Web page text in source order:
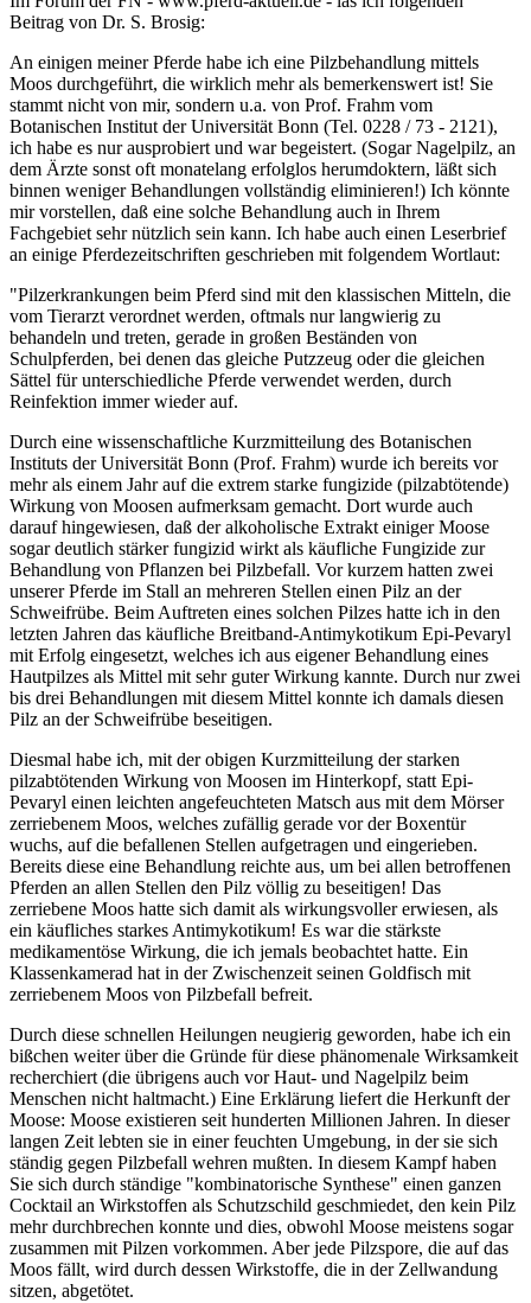
Beitrag von Dr. S. Brosig:
An einigen meiner Pferde habe ich eine Pilzbehandlung mittels
Moos durchgeführt, die wirklich mehr als bemerkenswert ist! Sie
stammt nicht von mir, sondern u.a. von Prof. Frahm vom
Botanischen Institut der Universität Bonn (Tel. 0228 / 73 - 2121),
ich habe es nur ausprobiert und war begeistert. (Sogar Nagelpilz, an
dem Ärzte sonst oft monatelang erfolglos herumdoktern, läßt sich
binnen weniger Behandlungen vollständig eliminieren!) Ich könnte
mir vorstellen, daß eine solche Behandlung auch in Ihrem
Fachgebiet sehr nützlich sein kann. Ich habe auch einen Leserbrief
an einige Pferdezeitschriften geschrieben mit folgendem Wortlaut:
"Pilzerkrankungen beim Pferd sind mit den klassischen Mitteln, die
vom Tierarzt verordnet werden, oftmals nur langwierig zu
behandeln und treten, gerade in großen Beständen von
Schulpferden, bei denen das gleiche Putzzeug oder die gleichen
Sättel für unterschiedliche Pferde verwendet werden, durch
Reinfektion immer wieder auf.
Durch eine wissenschaftliche Kurzmitteilung des Botanischen
Instituts der Universität Bonn (Prof. Frahm) wurde ich bereits vor
mehr als einem Jahr auf die extrem starke fungizide (pilzabtötende)
Wirkung von Moosen aufmerksam gemacht. Dort wurde auch
darauf hingewiesen, daß der alkoholische Extrakt einiger Moose
sogar deutlich stärker fungizid wirkt als käufliche Fungizide zur
Behandlung von Pflanzen bei Pilzbefall. Vor kurzem hatten zwei
unserer Pferde im Stall an mehreren Stellen einen Pilz an der
Schweifrübe. Beim Auftreten eines solchen Pilzes hatte ich in den
letzten Jahren das käufliche Breitband-Antimykotikum Epi-Pevaryl
mit Erfolg eingesetzt, welches ich aus eigener Behandlung eines
Hautpilzes als Mittel mit sehr guter Wirkung kannte. Durch nur zwei
bis drei Behandlungen mit diesem Mittel konnte ich damals diesen
Pilz an der Schweifrübe beseitigen.
Diesmal habe ich, mit der obigen Kurzmitteilung der starken
pilzabtötenden Wirkung von Moosen im Hinterkopf, statt Epi-
Pevaryl einen leichten angefeuchteten Matsch aus mit dem Mörser
zerriebenem Moos, welches zufällig gerade vor der Boxentür
wuchs, auf die befallenen Stellen aufgetragen und eingerieben.
Bereits diese eine Behandlung reichte aus, um bei allen betroffenen
Pferden an allen Stellen den Pilz völlig zu beseitigen! Das
zerriebene Moos hatte sich damit als wirkungsvoller erwiesen, als
ein käufliches starkes Antimykotikum! Es war die stärkste
medikamentöse Wirkung, die ich jemals beobachtet hatte. Ein
Klassenkamerad hat in der Zwischenzeit seinen Goldfisch mit
zerriebenem Moos von Pilzbefall befreit.
Durch diese schnellen Heilungen neugierig geworden, habe ich ein
bißchen weiter über die Gründe für diese phänomenale Wirksamkeit
recherchiert (die übrigens auch vor Haut- und Nagelpilz beim
Menschen nicht haltmacht.) Eine Erklärung liefert die Herkunft der
Moose: Moose existieren seit hunderten Millionen Jahren. In dieser
langen Zeit lebten sie in einer feuchten Umgebung, in der sie sich
ständig gegen Pilzbefall wehren mußten. In diesem Kampf haben
Sie sich durch ständige "kombinatorische Synthese" einen ganzen
Cocktail an Wirkstoffen als Schutzschild geschmiedet, den kein Pilz
mehr durchbrechen konnte und dies, obwohl Moose meistens sogar
zusammen mit Pilzen vorkommen. Aber jede Pilzspore, die auf das
Moos fällt, wird durch dessen Wirkstoffe, die in der Zellwandung
sitzen, abgetötet.